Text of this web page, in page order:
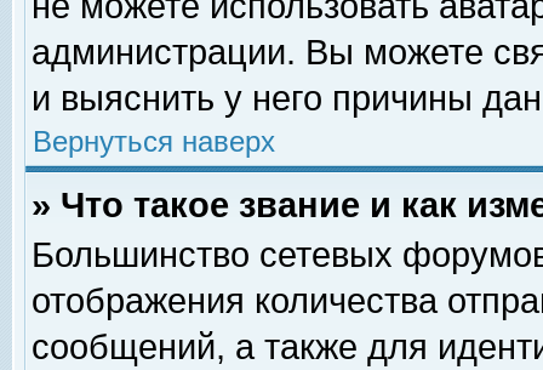
администрации. Вы можете
и выяснить у него причины
Вернуться наверх
» Что такое звание и как
Большинство сетевых
отображения количества
сообщений, а также для